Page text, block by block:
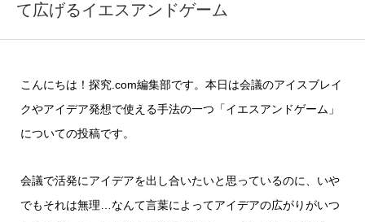
て広げるイエスアンドゲーム
こんにちは！探究.com編集部です。本日は会議のアイスブレイ
クやアイデア発想で使える手法の一つ「イエスアンドゲーム」
についての投稿です。
会議で活発にアイデアを出し合いたいと思っているのに、いや
でもそれは無理…なんて言葉によってアイデアの広がりがいつ